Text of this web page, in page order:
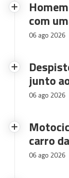
com
06 ago 2026
junto
06 ago 2026
carro
06 ago 2026